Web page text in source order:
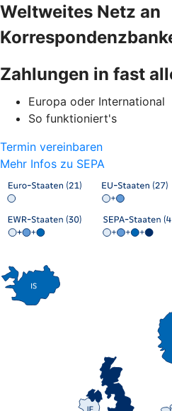
Weltweites Netz an
Zahlungen in fast
Europa oder International
So funktioniert's
Termin vereinbaren
Mehr Infos zu SEPA